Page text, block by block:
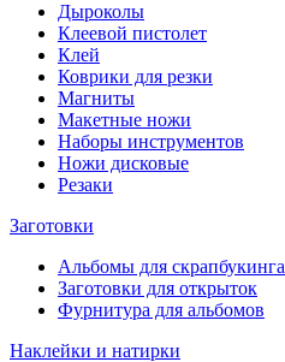
Дыроколы
Клеевой пистолет
Клей
Коврики для резки
Магниты
Макетные ножи
Наборы инструментов
Ножи дисковые
Резаки
Заготовки
Альбомы для скрапбукинга
Заготовки для открыток
Фурнитура для альбомов
Наклейки и натирки